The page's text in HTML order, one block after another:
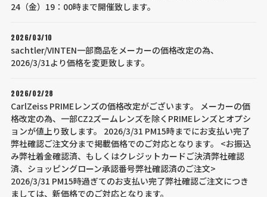
24（金）19：00時まで開催致します。
2026/03/10
sachtler/VINTEN一部商品をメーカーの価格改定の為、
2026/3/31より価格を変更致します。
2026/02/28
CarlZeiss PRIMEレンズの価格改定がございます。 メーカーの価
格改定の為、一部CZ2ズームレンズを除くPRIMEレンズとオプシ
ョンが値上り致します。 2026/3/31 PM15時までにお支払い完了
弊社確認ご注文分まで掲載価格でのご対応となります。 <お振込
み弊社着金確認済、もしくはクレジットカードご決済弊社確認
済、ショッピングローン承認番号弊社確認済のご注文>
2026/3/31 PM15時過ぎてのお支払い完了弊社確認ご注文につき
ましては、新価格でのご対応となります。